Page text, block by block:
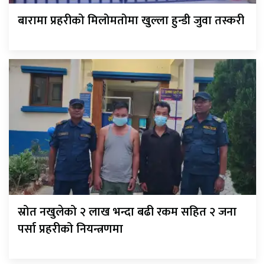
बारामा प्रहरीको मिलोमतोमा खुल्ला हुन्डी जुवा तस्करी
स्रोत नखुलेको २ लाख भन्दा बढी रकम सहित २ जना
पर्सा प्रहरीको नियन्त्रणमा